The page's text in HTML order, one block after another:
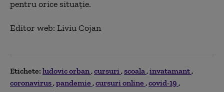
pentru orice situație.
Editor web: Liviu Cojan
Etichete: ludovic orban cursuri scoala invatamant
coronavirus pandemie cursuri online covid-19